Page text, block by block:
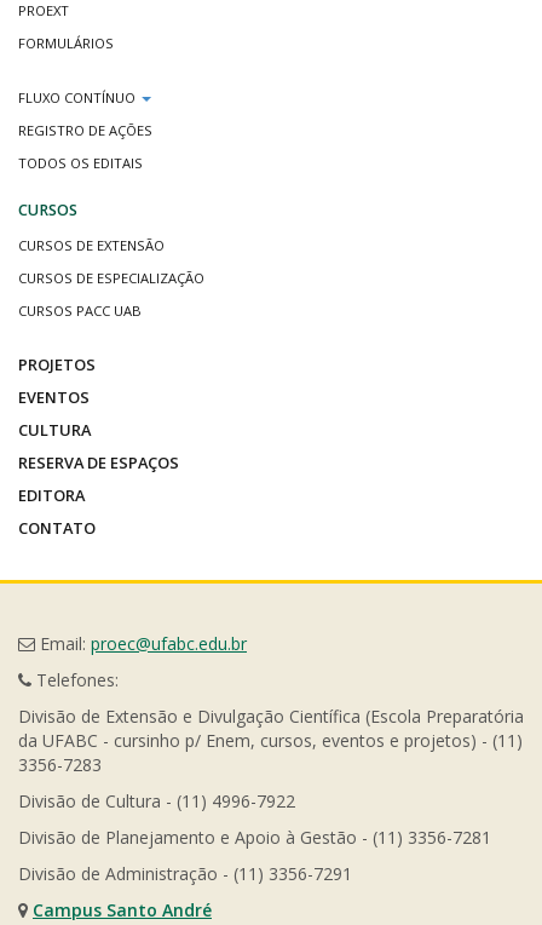
PROEXT
FORMULÁRIOS
FLUXO CONTÍNUO
REGISTRO DE AÇÕES
TODOS OS EDITAIS
CURSOS
CURSOS DE EXTENSÃO
CURSOS DE ESPECIALIZAÇÃO
CURSOS PACC UAB
PROJETOS
EVENTOS
CULTURA
RESERVA DE ESPAÇOS
EDITORA
CONTATO
Email: proec@ufabc.edu.br
Telefones:
Divisão de Extensão e Divulgação Científica (Escola Preparatória
da UFABC - cursinho p/ Enem, cursos, eventos e projetos) - (11)
3356-7283
Divisão de Cultura - (11) 4996-7922
Divisão de Planejamento e Apoio à Gestão - (11) 3356-7281
Divisão de Administração - (11) 3356-7291
Campus Santo André